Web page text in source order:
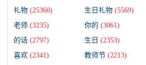
礼物 (25360) 生日礼物 (5569)
老师 (3235) 你的 (3061)
的话 (2797) 生日 (2353)
喜欢 (2341) 教师节 (2213)